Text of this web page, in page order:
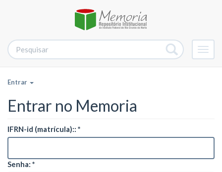
Entrar
Entrar no Memoria
IFRN-id (matrícula)::
Senha: